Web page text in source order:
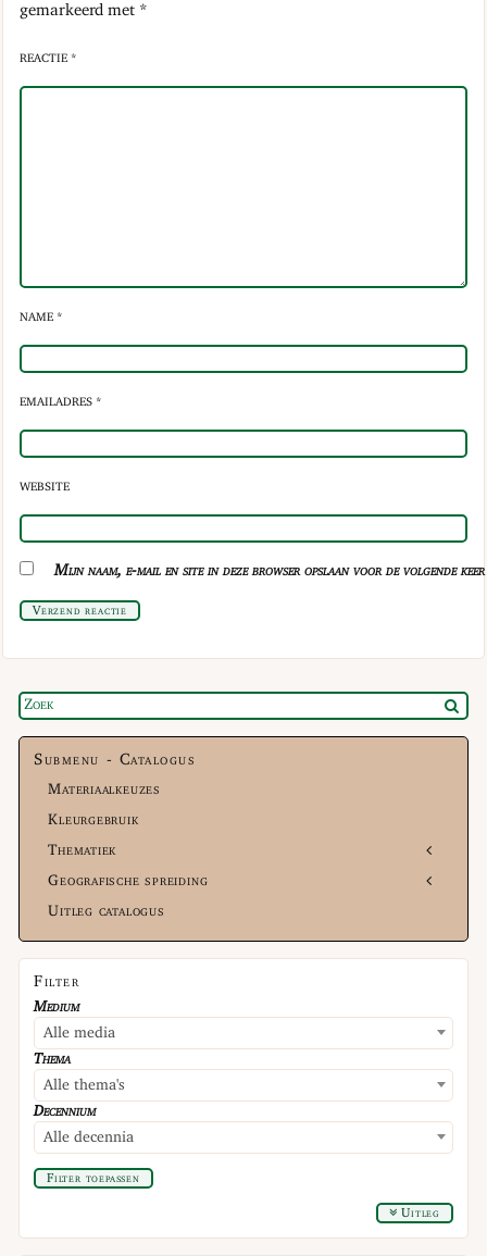
gemarkeerd met *
REACTIE *
NAME *
EMAILADRES *
WEBSITE
Mijn naam, e-mail en site in deze browser opslaan voor de volgende
Verzend reactie
Submenu - Catalogus
Materiaalkeuzes
Kleurgebruik
Thematiek
Geografische spreiding
Uitleg catalogus
Filter
Medium
Alle media
Thema
Alle thema's
Decennium
Alle decennia
Filter toepassen
Uitleg